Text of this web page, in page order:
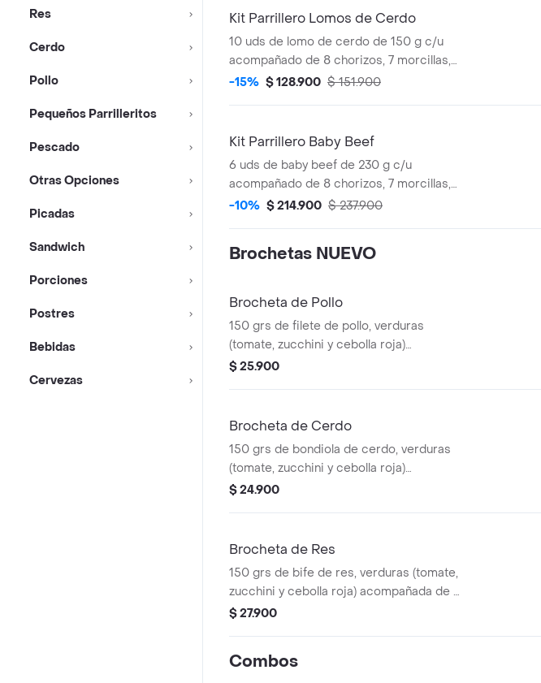
Res
Cerdo
Pollo
Pequeños Parrilleritos
Pescado
Otras Opciones
Picadas
Sandwich
Porciones
Postres
Bebidas
Cervezas
Kit Parrillero Lomos de Cerdo
10 uds de lomo de cerdo de 150 g c/u
acompañado de 8 chorizos, 7 morcillas,
20 arepas, 160g chimichurri, 160g
-15% $ 128.900 $ 151.900
Kit Parrillero Baby Beef
6 uds de baby beef de 230 g c/u
acompañado de 8 chorizos, 7 morcillas,
20 arepas, 160g chimichurri, 160g
-10% $ 214.900 $ 237.900
Brochetas NUEVO
Brocheta de Pollo
150 grs de filete de pollo, verduras
(tomate, zucchini y cebolla roja)
acompañada de 2 und de arepa de maíz.
$ 25.900
Brocheta de Cerdo
150 grs de bondiola de cerdo, verduras
(tomate, zucchini y cebolla roja)
acompañada de 2 und de arepa de maíz.
$ 24.900
Brocheta de Res
150 grs de bife de res, verduras (tomate,
zucchini y cebolla roja) acompañada de 2
und de arepa de maíz.
$ 27.900
Combos